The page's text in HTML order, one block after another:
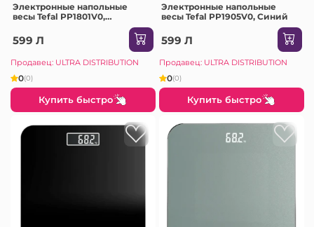
Электронные напольные
весы Tefal PP1801V0,
599 Л
Продавец: ULTRA DISTRIBUTION
0(0)
Купить быстро
Электронные напольные
весы Tefal PP1905V0, Синий
599 Л
Продавец: ULTRA DISTRIBUTION
0(0)
Купить быстро